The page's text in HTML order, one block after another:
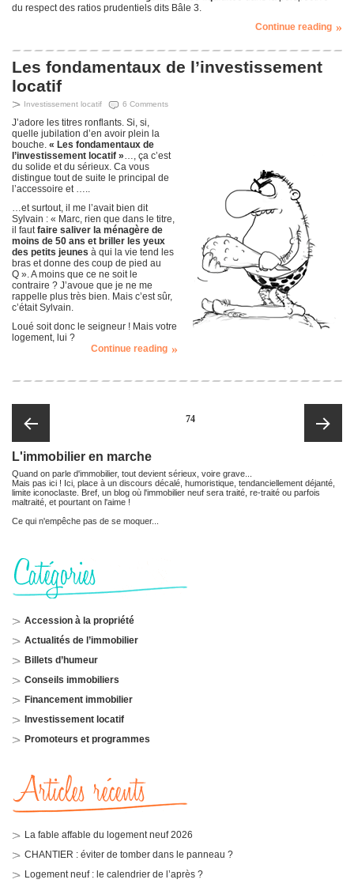
du respect des ratios prudentiels dits Bâle 3.
Continue reading
Les fondamentaux de l’investissement
locatif
Investissement locatif 6 Comments
J’adore les titres ronflants. Si, si,
quelle jubilation d’en avoir plein la
bouche. « Les fondamentaux de
l’investissement locatif »…, ça c’est
du solide et du sérieux. Ca vous
distingue tout de suite le principal de
l’accessoire et …..
…et surtout, il me l’avait bien dit
Sylvain : « Marc, rien que dans le titre,
il fautfaire saliver la ménagère de
moins de 50 ans et briller les yeux
des petits jeunes à qui la vie tend les
bras et donne des coup de pied au
Q ». A moins que ce ne soit le
contraire ? J’avoue que je ne me
rappelle plus très bien. Mais c’est sûr,
c’était Sylvain.
Loué soit donc le seigneur ! Mais votre
logement, lui ?
Continue reading
Page
précédente
PAGE74
suivante
L'immobilier en marche
Quand on parle d'immobilier, tout devient sérieux, voire grave...
Mais pas ici ! Ici, place à un discours décalé, humoristique, tendanciellement déjanté,
limite iconoclaste. Bref, un blog où l'immobilier neuf sera traité, re-traité ou parfois
maltraité, et pourtant on l'aime !
Ce qui n'empêche pas de se moquer...
Accession à la propriété
Actualités de l’immobilier
Billets d’humeur
Conseils immobiliers
Financement immobilier
Investissement locatif
Promoteurs et programmes
La fable affable du logement neuf 2026
CHANTIER : éviter de tomber dans le panneau ?
Logement neuf : le calendrier de l’après ?